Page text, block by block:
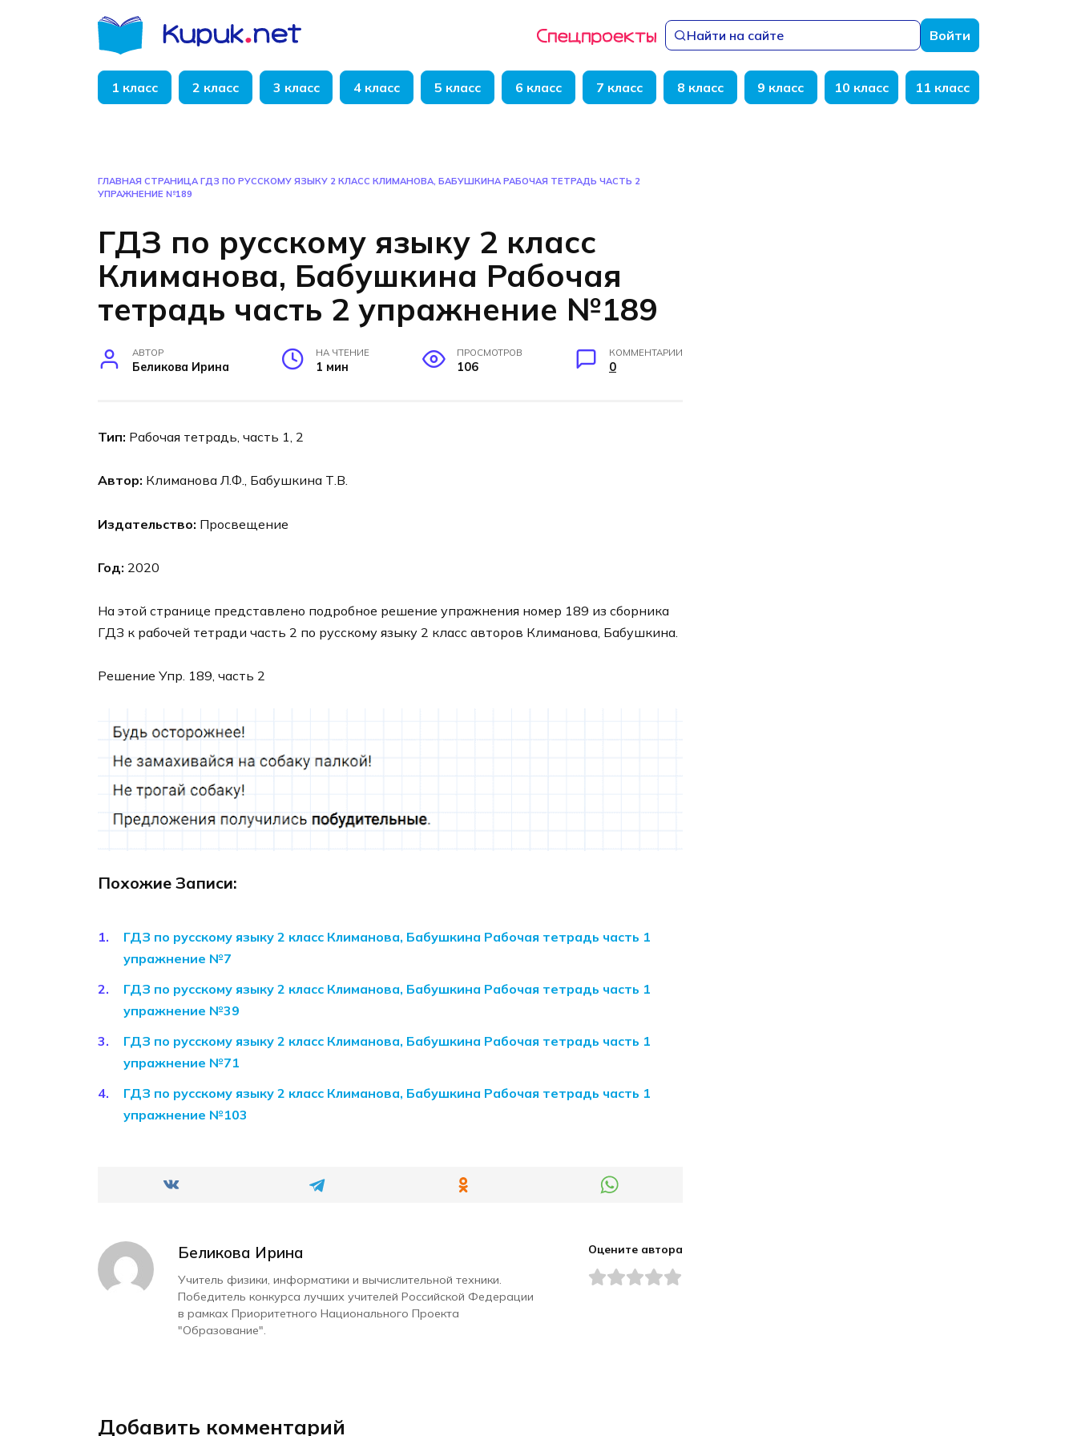
Найти на сайте Войти
1 класс 2 класс 3 класс 4 класс 5 класс 6 класс 7 класс 8 класс 9 класс 10 класс 11 класс
ГЛАВНАЯ СТРАНИЦА ГДЗ ПО РУССКОМУ ЯЗЫКУ 2 КЛАСС КЛИМАНОВА, БАБУШКИНА РАБОЧАЯ ТЕТРАДЬ ЧАСТЬ 2
УПРАЖНЕНИЕ №189
ГДЗ по русскому языку 2 класс
Климанова, Бабушкина Рабочая
тетрадь часть 2 упражнение №189
АВТОР
Беликова Ирина
НА ЧТЕНИЕ
1 мин
ПРОСМОТРОВ
106
КОММЕНТАРИИ
0
Тип: Рабочая тетрадь, часть 1, 2
Автор: Климанова Л.Ф., Бабушкина Т.В.
Издательство: Просвещение
Год: 2020
На этой странице представлено подробное решение упражнения номер 189 из сборника
ГДЗ к рабочей тетради часть 2 по русскому языку 2 класс авторов Климанова, Бабушкина.
Решение Упр. 189, часть 2
Похожие Записи:
ГДЗ по русскому языку 2 класс Климанова, Бабушкина Рабочая тетрадь часть 1
упражнение №7
ГДЗ по русскому языку 2 класс Климанова, Бабушкина Рабочая тетрадь часть 1
упражнение №39
ГДЗ по русскому языку 2 класс Климанова, Бабушкина Рабочая тетрадь часть 1
упражнение №71
ГДЗ по русскому языку 2 класс Климанова, Бабушкина Рабочая тетрадь часть 1
упражнение №103
Беликова Ирина
Учитель физики, информатики и вычислительной техники.
Победитель конкурса лучших учителей Российской Федерации
в рамках Приоритетного Национального Проекта
"Образование".
Оцените автора
Добавить комментарий